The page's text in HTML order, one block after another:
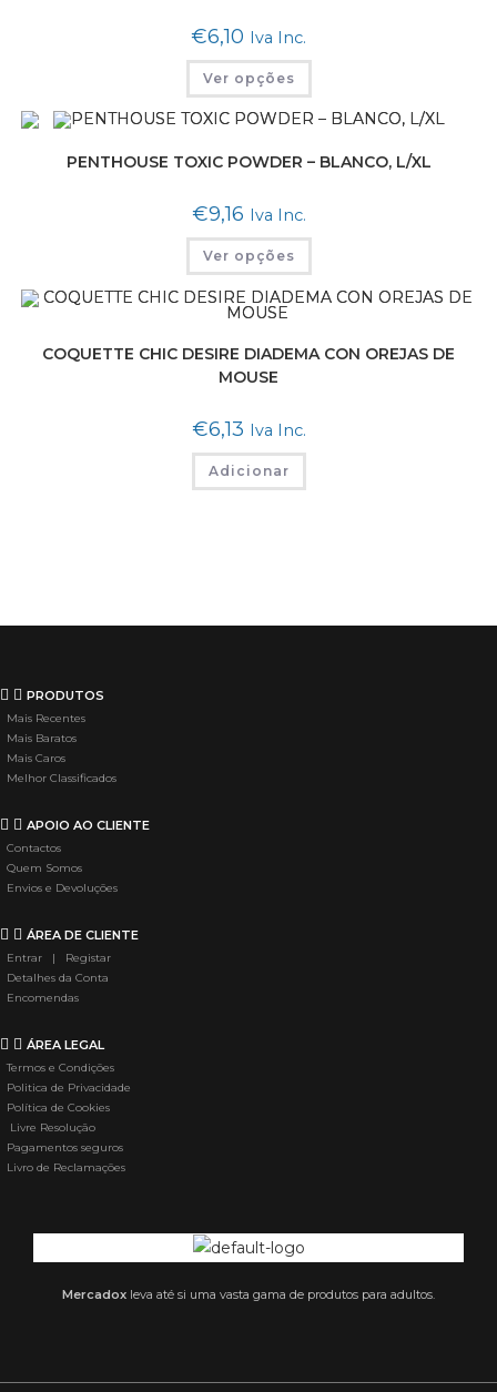
€6,10 Iva Inc.
Ver opções
PENTHOUSE TOXIC POWDER – BLANCO, L/XL
€9,16 Iva Inc.
Ver opções
COQUETTE CHIC DESIRE DIADEMA CON OREJAS DE
MOUSE
€6,13 Iva Inc.
Adicionar
PRODUTOS
Mais Recentes
Mais Baratos
Mais Caros
Melhor Classificados
APOIO AO CLIENTE
Contactos
Quem Somos
Envios e Devoluções
ÁREA DE CLIENTE
Entrar | Registar
Detalhes da Conta
Encomendas
ÁREA LEGAL
Termos e Condições
Politica de Privacidade
Política de Cookies
Livre Resolução
Pagamentos seguros
Livro de Reclamações
Mercadox leva até si uma vasta gama de produtos para adultos.